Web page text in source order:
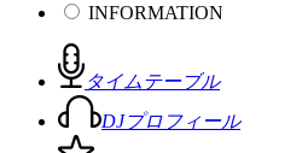
INFORMATION
タイムテーブル
DJプロフィール